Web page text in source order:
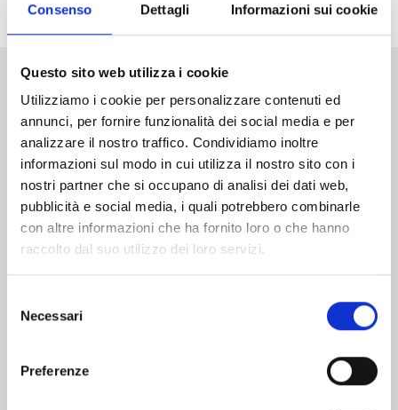
Consenso Dettagli Informazioni sui cookie
Questo sito web utilizza i cookie
Utilizziamo i cookie per personalizzare contenuti ed
annunci, per fornire funzionalità dei social media e per
analizzare il nostro traffico. Condividiamo inoltre
informazioni sul modo in cui utilizza il nostro sito con i
nostri partner che si occupano di analisi dei dati web,
pubblicità e social media, i quali potrebbero combinarle
con altre informazioni che ha fornito loro o che hanno
raccolto dal suo utilizzo dei loro servizi.
delNecessari
Preferenze
Altri volumi della serie